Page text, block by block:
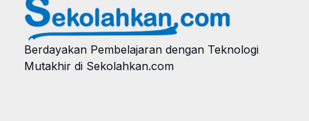
Berdayakan Pembelajaran dengan Teknologi
Mutakhir di Sekolahkan.com